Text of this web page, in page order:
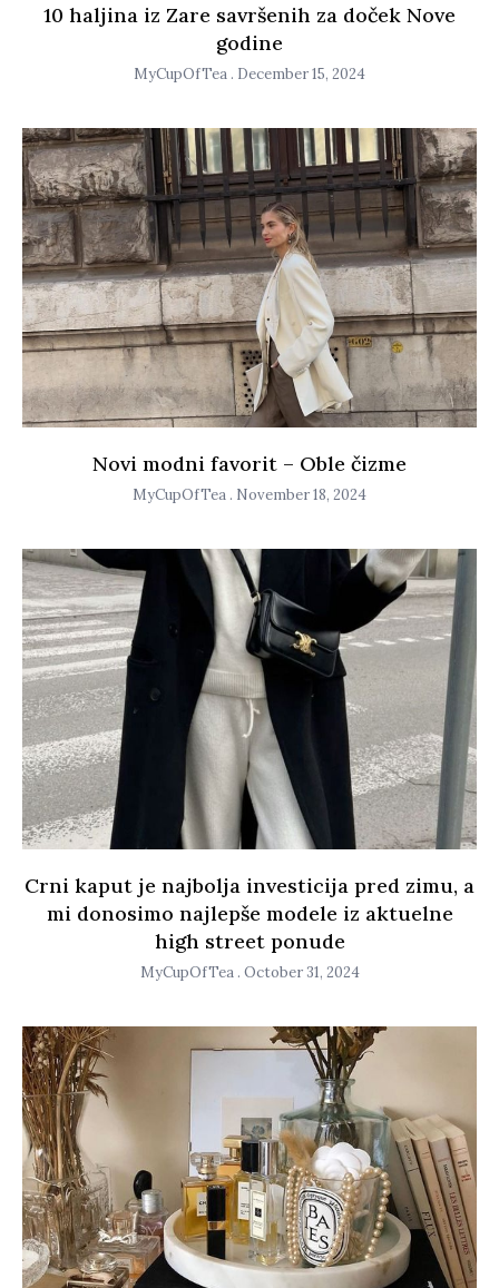
10 haljina iz Zare savršenih za doček Nove
godine
MyCupOfTea December 15, 2024
Novi modni favorit – Oble čizme
MyCupOfTea November 18, 2024
Crni kaput je najbolja investicija pred zimu, a
mi donosimo najlepše modele iz aktuelne
high street ponude
MyCupOfTea October 31, 2024